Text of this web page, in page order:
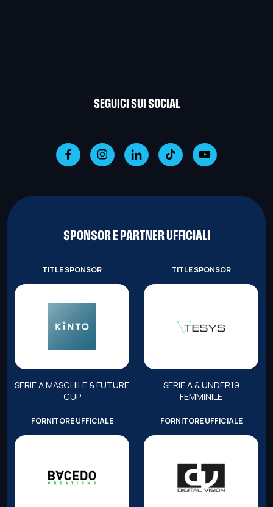
SEGUICI SUI SOCIAL
SPONSOR E PARTNER UFFICIALI
TITLE SPONSOR
SERIE A MASCHILE & FUTURE
CUP
TITLE SPONSOR
SERIE A & UNDER19
FEMMINILE
FORNITORE UFFICIALE FORNITORE UFFICIALE